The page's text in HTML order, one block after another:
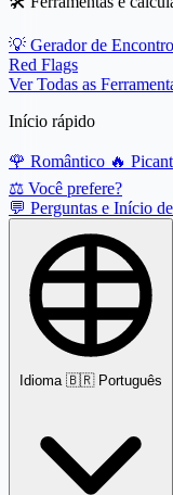
💡 Gerador de
Red Flags
Ver Todas as
Início rápido
🌹 Romântico 🔥
⚖️ Você prefere?
💬 Perguntas e Início
Idioma 🇧🇷 Português